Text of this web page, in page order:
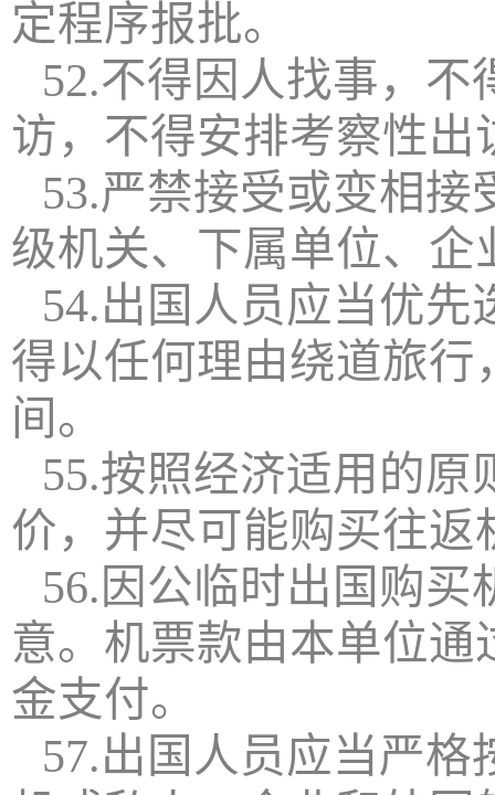
定程序报批。
52.不得因人找事，
访，不得安排考察性出
53.严禁接受或变相
级机关、下属单位、
54.出国人员应当优
得以任何理由绕道旅
间。
55.按照经济适用的
价，并尽可能购买往返
56.因公临时出国购
意。机票款由本单位
金支付。
57.出国人员应当严